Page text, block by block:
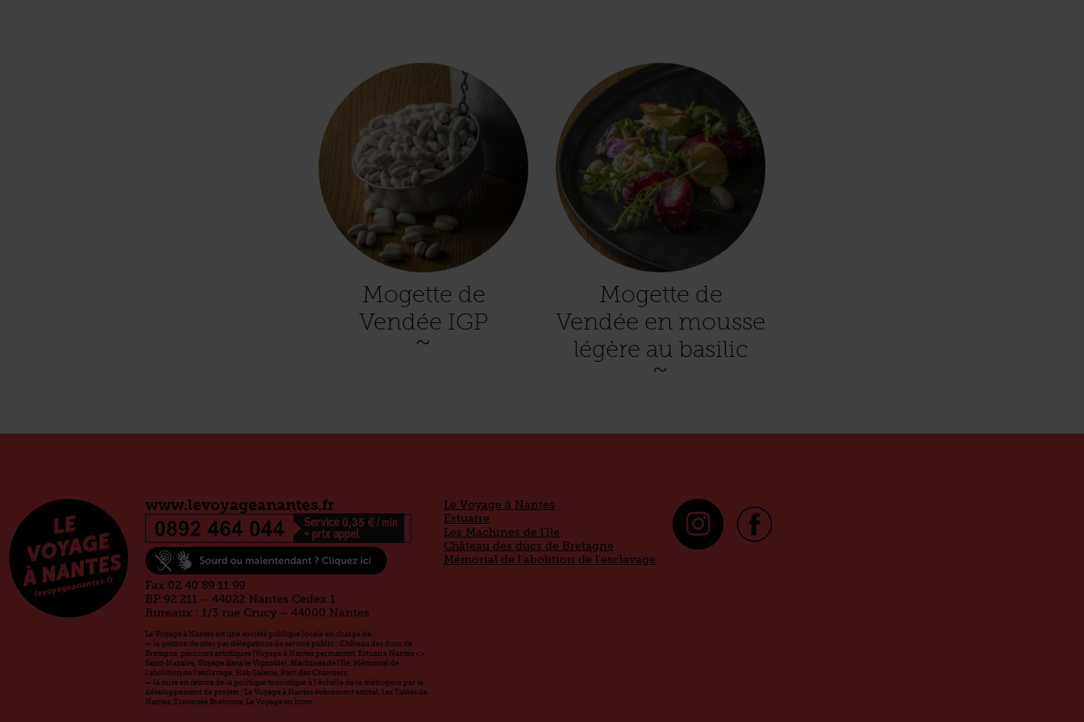
Mogette de
Vendée IGP
Mogette de
Vendée en mousse
légère au basilic
www.levoyageanantes.fr
Fax 02 40 89 11 99
BP 92 211 – 44022 Nantes Cedex 1
Bureaux : 1/3 rue Crucy – 44000 Nantes
Le Voyage à Nantes est une société publique locale en charge de :
— la gestion de sites par délégations de service public : Château des ducs de
Bretagne, parcours artistiques (Voyage à Nantes permanent, Estuaire Nantes <>
Saint-Nazaire, Voyage dans le Vignoble), Machines de l’île, Mémorial de
l’abolition de l’esclavage, Hab Galerie, Parc des Chantiers.
— la mise en œuvre de la politique touristique à l’échelle de la métropole par le
développement de projets : Le Voyage à Nantes événement estival, Les Tables de
Nantes, Traversée Bretonne, Le Voyage en hiver.
Le Voyage à Nantes
Estuaire
Les Machines de l’île
Château des ducs de Bretagne
Mémorial de l’abolition de l’esclavage